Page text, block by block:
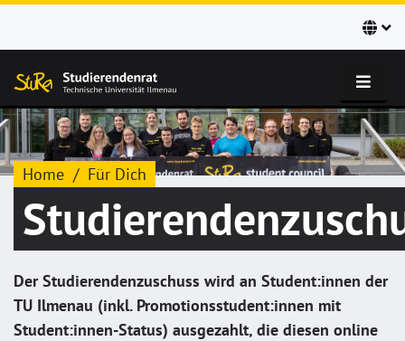
Home Für Dich
Der Studierendenzuschuss wird an Student:innen der
TU Ilmenau (inkl. Promotionsstudent:innen mit
Student:innen-Status) ausgezahlt, die diesen online